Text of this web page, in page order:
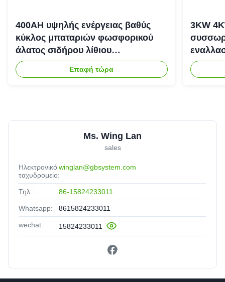
400AH υψηλής ενέργειας βαθύς
κύκλος μπαταριών φωσφορικού
άλατος σιδήρου λίθιου
επανακαταλογηστέος
Επαφή τώρα
3KW
Ms. Wing Lan
sales
Ηλεκτρονικό
ταχυδρομείο:
winglan@gbsystem.com
Τηλ.: 86-15824233011
Whatsapp: 8615824233011
wechat: 15824233011